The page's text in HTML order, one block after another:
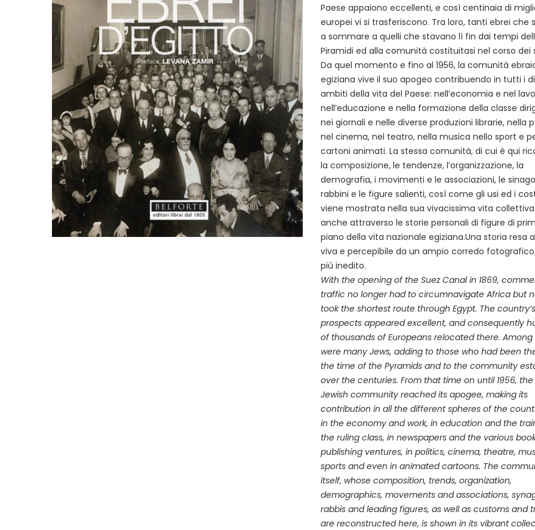
Paese appaiono eccellenti, e così centinaia di
europei vi si trasferiscono. Tra loro, tanti ebrei che
a sommare a quelli che stavano lì fin dai tempi
Piramidi ed alla comunità costituitasi nel corso dei
Da quel momento e fino al 1956, la comunità
egiziana vive il suo apogeo contribuendo in tutti i
ambiti della vita del Paese: nell’economia e nel
nell’educazione e nella formazione della classe
nei giornali e nelle diverse produzioni librarie, nella
nel cinema, nel teatro, nella musica nello sport e
cartoni animati. La stessa comunità, di cui è qui
la composizione, le tendenze, l’organizzazione, la
demografia, i movimenti e le associazioni, le
rabbini e le figure salienti, così come gli usi ed i
viene mostrata nella sua vivacissima vita
anche attraverso le storie personali di figure di
piano della vita nazionale egiziana.Una storia resa
viva e percepibile da un ampio corredo
più inedito.
With the opening of the Suez Canal in 1869,
traffic no longer had to circumnavigate Africa but
took the shortest route through Egypt. The country’s
prospects appeared excellent, and consequently
of thousands of Europeans relocated there.
were many Jews, adding to those who had been
the time of the Pyramids and to the community
over the centuries. From that time on until 1956, the
Jewish community reached its apogee, making its
contribution in all the different spheres of the
in the economy and work, in education and the
the ruling class, in newspapers and the various
publishing ventures, in politics, cinema, theatre,
sports and even in animated cartoons. The
itself, whose composition, trends, organization,
demographics, movements and associations,
rabbis and leading figures, as well as customs and
are reconstructed here, is shown in its vibrant